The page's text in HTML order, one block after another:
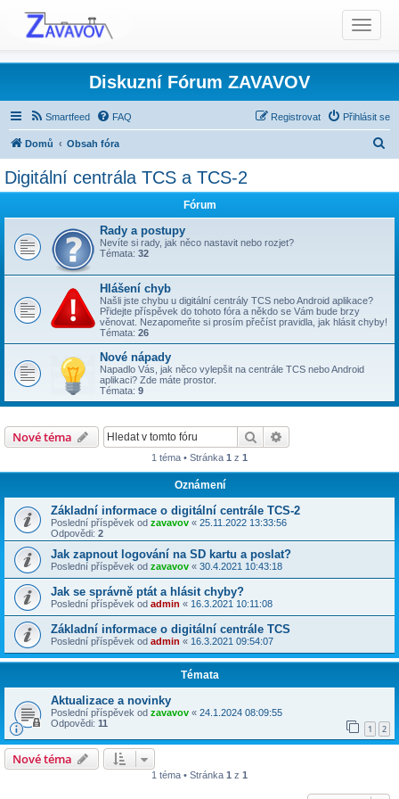
T
o
g
l
e
n
i
a
o
n
Diskuzní Fórum ZAVAVOV
Smartfeed FAQ Přihlásit se
Registrovat
Domů Obsah fóra
Produkty TCS - Rady, Otázky, Informace, Problémy...
Digitální centrála TCS a TCS-2
Fórum
Rady a postupy
Nevíte si rady, jak něco nastavit nebo rozjet?
Témata: 32
Hlášení chyb
Našli jste chybu u digitální centrály TCS nebo Android aplikace?
Přidejte příspěvek do tohoto fóra a někdo se Vám bude brzy
věnovat. Nezapomeňte si prosím přečíst pravidla, jak hlásit chyby!
Témata: 26
Nové nápady
Napadlo Vás, jak něco vylepšit na centrále TCS nebo Android
aplikaci? Zde máte prostor.
Témata: 9
Nové téma Hledat
1 téma • Stránka 1 z 1
Oznámení
Základní informace o digitální centrále TCS-2
Poslední příspěvek od zavavov « 25.11.2022 13:33:56
Odpovědi: 2
Jak zapnout logování na SD kartu a poslat?
Poslední příspěvek od zavavov « 30.4.2021 10:43:18
Jak se správně ptát a hlásit chyby?
Poslední příspěvek od admin « 16.3.2021 10:11:08
Základní informace o digitální centrále TCS
Poslední příspěvek od admin « 16.3.2021 09:54:07
Témata
Aktualizace a novinky
Poslední příspěvek od zavavov « 24.1.2024 08:09:55
Odpovědi: 11 1 2
Nové téma
1 téma • Stránka 1 z 1